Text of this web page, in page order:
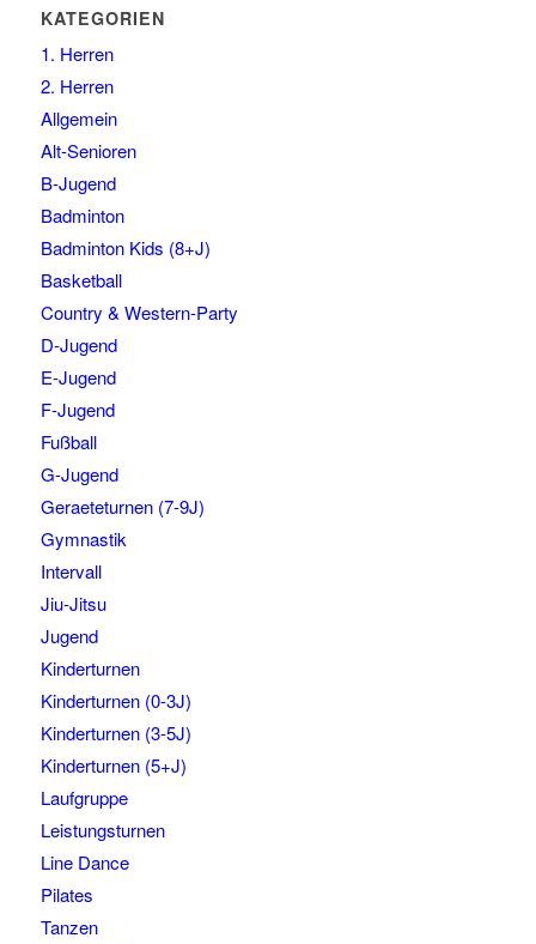
KATEGORIEN
1. Herren
2. Herren
Allgemein
Alt-Senioren
B-Jugend
Badminton
Badminton Kids (8+J)
Basketball
Country & Western-Party
D-Jugend
E-Jugend
F-Jugend
Fußball
G-Jugend
Geraeteturnen (7-9J)
Gymnastik
Intervall
Jiu-Jitsu
Jugend
Kinderturnen
Kinderturnen (0-3J)
Kinderturnen (3-5J)
Kinderturnen (5+J)
Laufgruppe
Leistungsturnen
Line Dance
Pilates
Tanzen